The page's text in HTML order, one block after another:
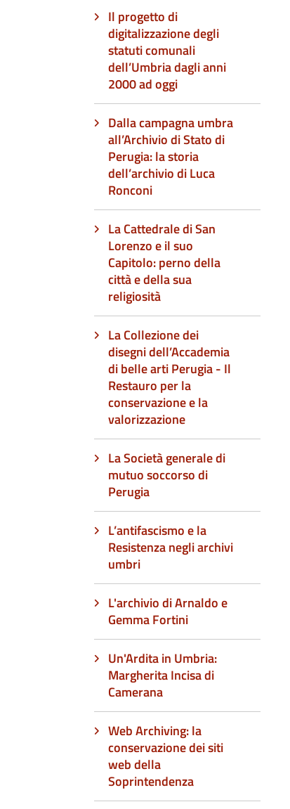
Il progetto di
digitalizzazione degli
statuti comunali
dell’Umbria dagli anni
2000 ad oggi
Dalla campagna umbra
all’Archivio di Stato di
Perugia: la storia
dell’archivio di Luca
Ronconi
La Cattedrale di San
Lorenzo e il suo
Capitolo: perno della
città e della sua
religiosità
La Collezione dei
disegni dell’Accademia
di belle arti Perugia - Il
Restauro per la
conservazione e la
valorizzazione
La Società generale di
mutuo soccorso di
Perugia
L’antifascismo e la
Resistenza negli archivi
umbri
L'archivio di Arnaldo e
Gemma Fortini
Un'Ardita in Umbria:
Margherita Incisa di
Camerana
Web Archiving: la
conservazione dei siti
web della
Soprintendenza